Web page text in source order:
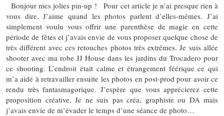
Bonjour mes jolies pin-up ! Pour cet article je n’ai presque rien à
vous dire. J’aime quand les photos parlent d’elles-mêmes. J’ai
simplement voulu vous offrir une parenthèse de magie en cette
période de fêtes et j’avais envie de vous proposer quelque chose de
très différent avec ces retouches photos très extrêmes. Je suis allée
shooter avec ma robe JJ House dans les jardins du Trocadero pour
ce shooting. L’endroit était calme et étrangement féérique ce qui
m’a aidé à retravailler ensuite les photos en post-prod pour avoir ce
rendu très fantasmagorique. J’espère que vous apprécierez cette
proposition créative. Je ne suis pas créa, graphiste ou DA mais
j’avais envie de m’évader le temps d’une séance de photo…